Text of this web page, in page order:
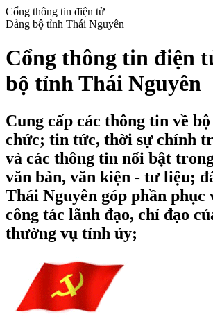
Cổng thông tin điện tử
Đảng bộ tỉnh Thái Nguyên
Cổng thông tin điện
bộ tỉnh Thái Nguyên
Cung cấp các thông tin về
chức; tin tức, thời sự chính
và các thông tin nổi bật
văn bản, văn kiện - tư liệu;
Thái Nguyên góp phần phục
công tác lãnh đạo, chỉ đạo
thường vụ tỉnh ủy;